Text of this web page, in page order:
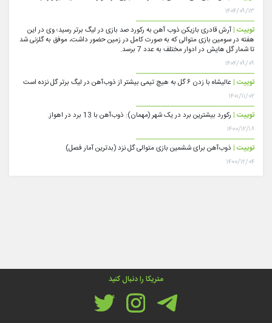
۱۴۰۴/۰۹/۱۳
توییت | آرش قادری بازیکن ذوب آهن به رکورد صد بازی در لیگ برتر رسید؛ وی در این
هفته در سومین بازی متوالی که به صورت کامل در زمین حضور داشت، موفق به گلزنی شد
تا شمار گل هایش در ادوار مختلف به عدد 7 برسد.
۱۴۰۴/۰۹/۰۹
توییت | عالیشاه با زدن ۶ گل به هیچ تیمی بیشتر از ذوب‌آهن در لیگ برتر گل نزده است
۱۴۰۱/۱۱/۰۲
توییت | رکورد بیشترین برد در یک شهر (مهمان): ذوب‌آهن با 13 برد در اهواز.
۱۴۰۰/۱۲/۱۸
توییت | ذوب‌آهن برای ششمین بازی متوالی گل نزد (بدترین آمار فصل)
۱۴۰۰/۱۲/۰۴
متریکا را دنبال کنید